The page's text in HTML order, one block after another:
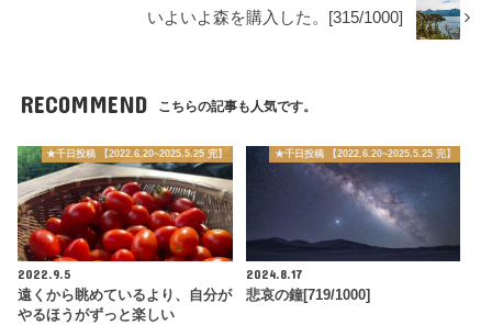
いよいよ森を購入した。[315/1000]
RECOMMEND こちらの記事も人気です。
★千日投稿 【2022.6.20~2025.5.25 完】
2022.9.5
遠くから眺めているより、自分が
やるほうがずっと楽しい
★千日投稿 【2022.6.20~2025.5.25 完】
2024.8.17
悲哀の鐘[719/1000]